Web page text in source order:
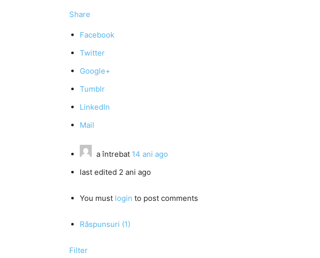
Share
Facebook
Twitter
Google+
Tumblr
LinkedIn
Mail
a întrebat 14 ani ago
last edited 2 ani ago
You must login to post comments
Răspunsuri (1)
Filter